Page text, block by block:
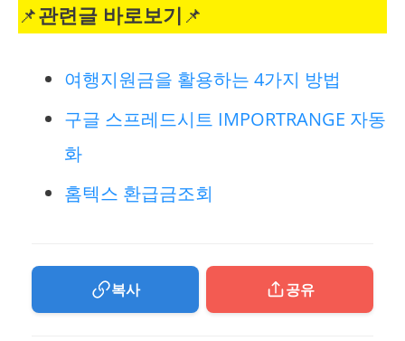
📌관련글 바로보기 📌
여행지원금을 활용하는 4가지 방법
구글 스프레드시트 IMPORTRANGE 자동
화
홈텍스 환급금조회
복사 공유